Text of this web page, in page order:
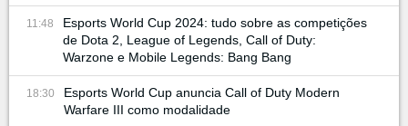
11:48
Esports World Cup 2024: tudo sobre as competições
de Dota 2, League of Legends, Call of Duty:
Warzone e Mobile Legends: Bang Bang
18:30
Esports World Cup anuncia Call of Duty Modern
Warfare III como modalidade